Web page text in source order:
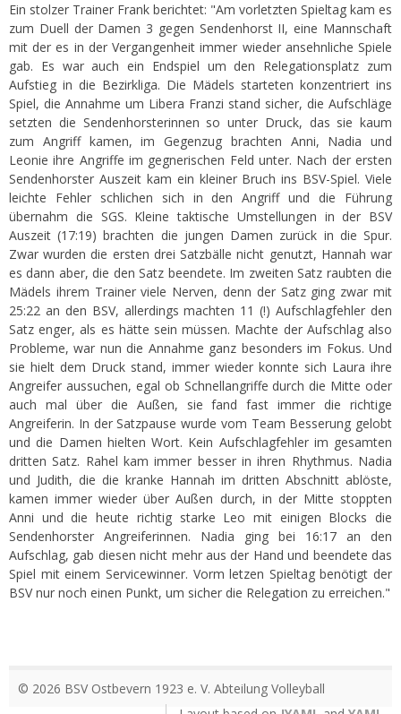
Ein stolzer Trainer Frank berichtet: "Am vorletzten Spieltag kam es
zum Duell der Damen 3 gegen Sendenhorst II, eine Mannschaft
mit der es in der Vergangenheit immer wieder ansehnliche Spiele
gab. Es war auch ein Endspiel um den Relegationsplatz zum
Aufstieg in die Bezirkliga. Die Mädels starteten konzentriert ins
Spiel, die Annahme um Libera Franzi stand sicher, die Aufschläge
setzten die Sendenhorsterinnen so unter Druck, das sie kaum
zum Angriff kamen, im Gegenzug brachten Anni, Nadia und
Leonie ihre Angriffe im gegnerischen Feld unter. Nach der ersten
Sendenhorster Auszeit kam ein kleiner Bruch ins BSV-Spiel. Viele
leichte Fehler schlichen sich in den Angriff und die Führung
übernahm die SGS. Kleine taktische Umstellungen in der BSV
Auszeit (17:19) brachten die jungen Damen zurück in die Spur.
Zwar wurden die ersten drei Satzbälle nicht genutzt, Hannah war
es dann aber, die den Satz beendete. Im zweiten Satz raubten die
Mädels ihrem Trainer viele Nerven, denn der Satz ging zwar mit
25:22 an den BSV, allerdings machten 11 (!) Aufschlagfehler den
Satz enger, als es hätte sein müssen. Machte der Aufschlag also
Probleme, war nun die Annahme ganz besonders im Fokus. Und
sie hielt dem Druck stand, immer wieder konnte sich Laura ihre
Angreifer aussuchen, egal ob Schnellangriffe durch die Mitte oder
auch mal über die Außen, sie fand fast immer die richtige
Angreiferin. In der Satzpause wurde vom Team Besserung gelobt
und die Damen hielten Wort. Kein Aufschlagfehler im gesamten
dritten Satz. Rahel kam immer besser in ihren Rhythmus. Nadia
und Judith, die die kranke Hannah im dritten Abschnitt ablöste,
kamen immer wieder über Außen durch, in der Mitte stoppten
Anni und die heute richtig starke Leo mit einigen Blocks die
Sendenhorster Angreiferinnen. Nadia ging bei 16:17 an den
Aufschlag, gab diesen nicht mehr aus der Hand und beendete das
Spiel mit einem Servicewinner. Vorm letzen Spieltag benötigt der
BSV nur noch einen Punkt, um sicher die Relegation zu erreichen."
© 2026 BSV Ostbevern 1923 e. V. Abteilung Volleyball